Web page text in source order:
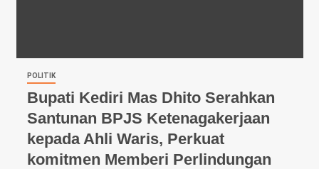
POLITIK
Bupati Kediri Mas Dhito Serahkan
Santunan BPJS Ketenagakerjaan
kepada Ahli Waris, Perkuat
komitmen Memberi Perlindungan